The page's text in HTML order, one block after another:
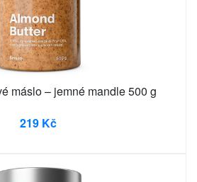
máslo – jemné mandle 500 g
219 Kč